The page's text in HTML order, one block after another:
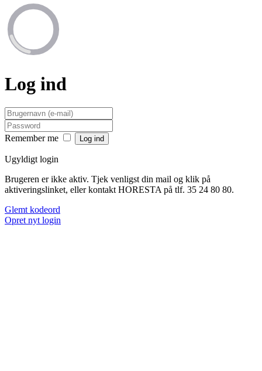
Log ind
Remember me
Ugyldigt login
Brugeren er ikke aktiv. Tjek venligst din mail og klik på
aktiveringslinket, eller kontakt HORESTA på tlf. 35 24 80 80.
Glemt kodeord
Opret nyt login